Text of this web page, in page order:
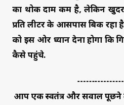
का थोक दाम कम है, लेकिन
प्रति लीटर के आसपास बिक
को इस ओर ध्यान देना होगा कि
कैसे पहुंचे.
आप एक स्वतंत्र और सवाल पूछने